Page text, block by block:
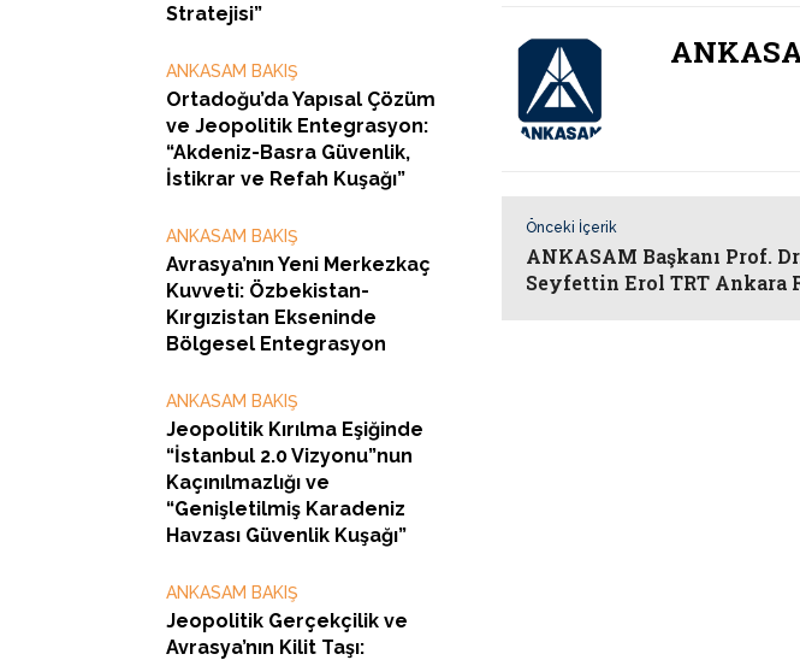
Stratejisi”
ANKASAM BAKIŞ
Ortadoğu’da Yapısal Çözüm
ve Jeopolitik Entegrasyon:
“Akdeniz-Basra Güvenlik,
İstikrar ve Refah Kuşağı”
ANKASAM BAKIŞ
Avrasya’nın Yeni Merkezkaç
Kuvveti: Özbekistan-
Kırgızistan Ekseninde
Bölgesel Entegrasyon
ANKASAM BAKIŞ
Jeopolitik Kırılma Eşiğinde
“İstanbul 2.0 Vizyonu”nun
Kaçınılmazlığı ve
“Genişletilmiş Karadeniz
Havzası Güvenlik Kuşağı”
ANKASAM BAKIŞ
Jeopolitik Gerçekçilik ve
Avrasya’nın Kilit Taşı:
Önceki İçerik
ANKASAM Başkanı Prof.
Seyfettin Erol TRT Ankara